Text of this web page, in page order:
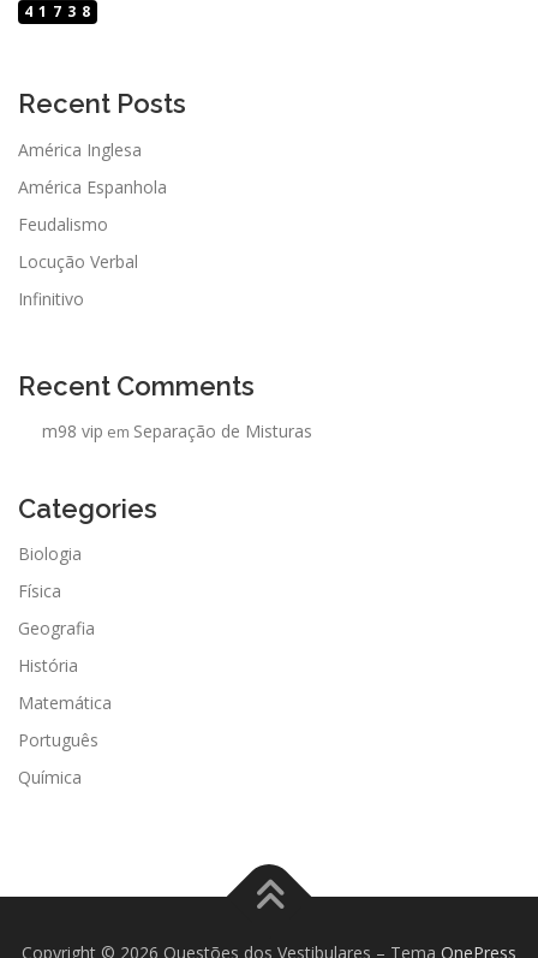
41738
Recent Posts
América Inglesa
América Espanhola
Feudalismo
Locução Verbal
Infinitivo
Recent Comments
m98 vip em Separação de Misturas
Categories
Biologia
Física
Geografia
História
Matemática
Português
Química
Copyright © 2026 Questões dos Vestibulares – Tema OnePress